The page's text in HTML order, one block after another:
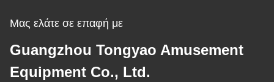
Μας ελάτε σε επαφή με
Guangzhou Tongyao Amusement
Equipment Co., Ltd.